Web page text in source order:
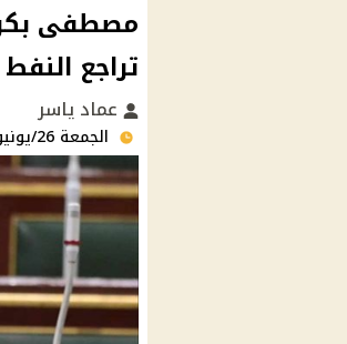
مصطفى
تراجع
عماد ياسر
الجمعة 26/يونيو/2026 - 10:59 م